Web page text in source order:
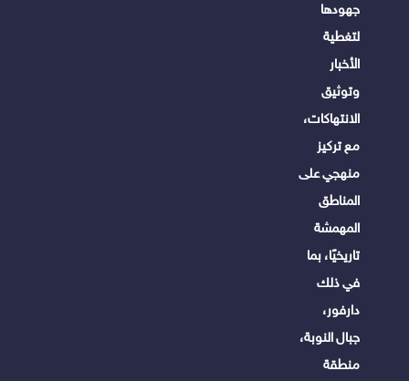
جهودها
لتغطية
الأخبار
وتوثيق
الانتهاكات،
مع تركيز
منهجي على
المناطق
المهمشة
تاريخيًا، بما
في ذلك
دارفور،
جبال النوبة،
منطقة